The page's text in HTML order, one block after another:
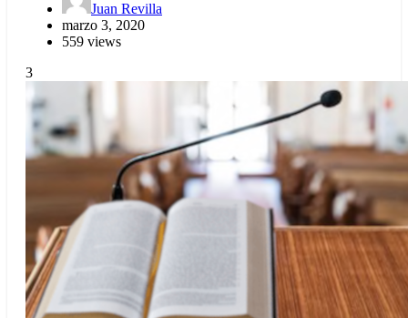
Juan Revilla
marzo 3, 2020
559 views
3